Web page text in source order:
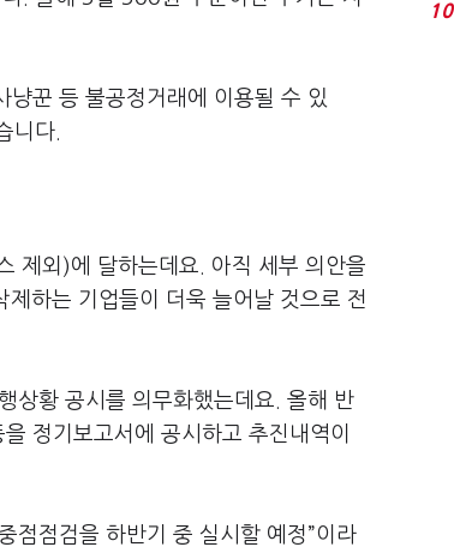
냥꾼 등 불공정거래에 이용될 수 있
니다.
제외)에 달하는데요. 아직 세부 의안을
하는 기업들이 더욱 늘어날 것으로 전
상황 공시를 의무화했는데요. 올해 반
정기보고서에 공시하고 추진내역이
점점검을 하반기 중 실시할 예정”이라
10